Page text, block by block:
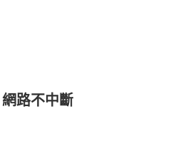
路不中斷